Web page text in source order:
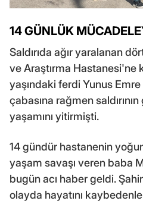
14 GÜNLÜK
Saldırıda ağır yaralanan
ve Araştırma Hastanesi'ne
yaşındaki ferdi Yunus
çabasına rağmen
yaşamını yitirmişti.
14 gündür hastanenin
yaşam savaşı veren baba
bugün acı haber geldi.
olayda hayatını